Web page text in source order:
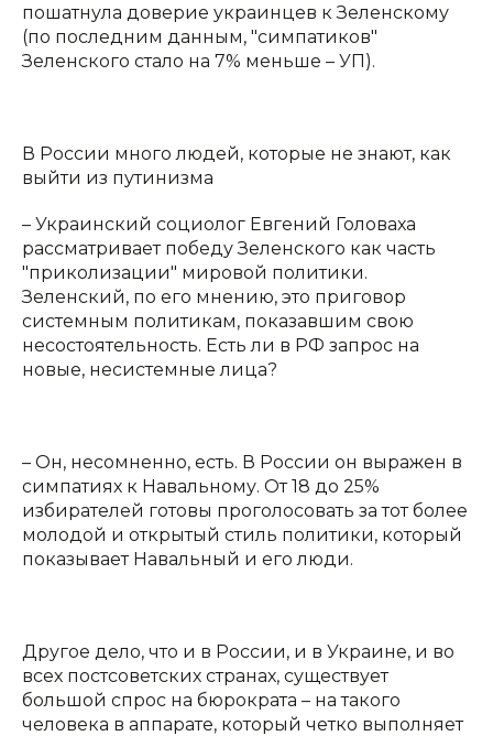
пошатнула доверие украинцев к Зеленскому
(по последним данным, "симпатиков"
Зеленского стало на 7% меньше – УП).
В России много людей, которые не знают, как
выйти из путинизма
– Украинский социолог Евгений Головаха
рассматривает победу Зеленского как часть
"приколизации" мировой политики.
Зеленский, по его мнению, это приговор
системным политикам, показавшим свою
несостоятельность. Есть ли в РФ запрос на
новые, несистемные лица?
– Он, несомненно, есть. В России он выражен в
симпатиях к Навальному. От 18 до 25%
избирателей готовы проголосовать за тот более
молодой и открытый стиль политики, который
показывает Навальный и его люди.
Другое дело, что и в России, и в Украине, и во
всех постсоветских странах, существует
большой спрос на бюрократа – на такого
человека в аппарате, который четко выполняет